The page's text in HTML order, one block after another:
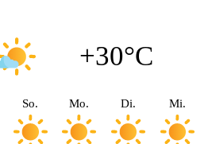
+30°C
So. Mo. Di. Mi.